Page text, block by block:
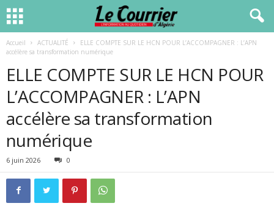
Accueil ACTUALITÉ
ELLE COMPTE SUR LE HCN POUR L’ACCOMPAGNER : L’APN
accélère sa transformation numérique
ELLE COMPTE SUR LE HCN POUR
L’ACCOMPAGNER : L’APN
accélère sa transformation
numérique
6 juin 2026 0